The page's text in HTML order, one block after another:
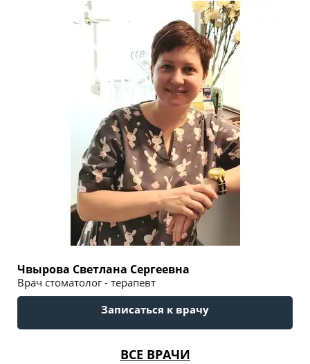
Чвырова Светлана Сергеевна
Врач стоматолог - терапевт
Записаться к врачу
ВСЕ ВРАЧИ